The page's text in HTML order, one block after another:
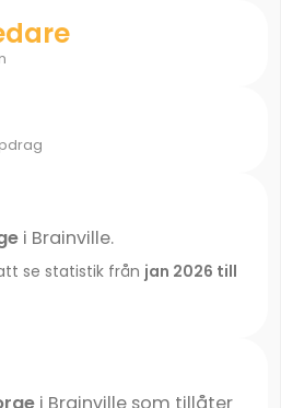
i Brainville.
se statistik från jan 2026 till
i Brainville som tillåter